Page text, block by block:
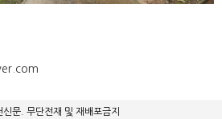
문. 무단전재 및 재배포금지